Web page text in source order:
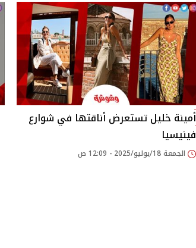
أمينة خليل تستعرض أناقتها في شوارع
فينيسيا
الجمعة 18/يوليو/2025 - 12:09 ص